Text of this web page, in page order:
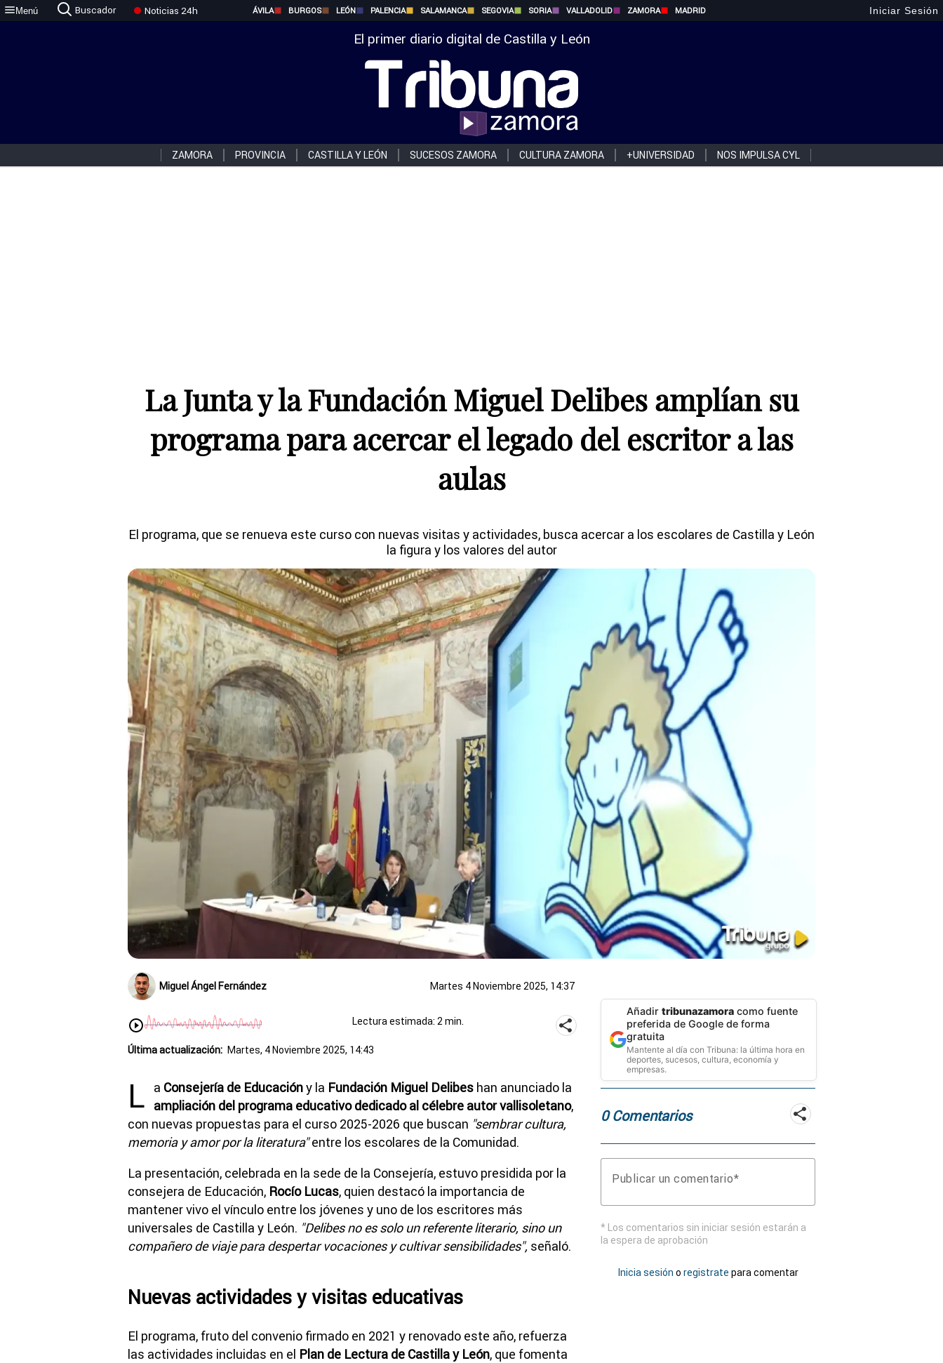
Menú Buscador Noticias 24h ÁVILA BURGOS LEÓN PALENCIA SALAMANCA SEGOVIA SORIA VALLADOLID ZAMORA MADRID Iniciar Sesión
El primer diario digital de Castilla y León
ZAMORA PROVINCIA CASTILLA Y LEÓN SUCESOS ZAMORA CULTURA ZAMORA +UNIVERSIDAD NOS IMPULSA CYL
La Junta y la Fundación Miguel Delibes amplían su
programa para acercar el legado del escritor a las
aulas
El programa, que se renueva este curso con nuevas visitas y actividades, busca acercar a los escolares de Castilla y León
la figura y los valores del autor
Miguel Ángel Fernández Martes 4 Noviembre 2025, 14:37
Lectura estimada: 2 min.
Última actualización: Martes, 4 Noviembre 2025, 14:43
L a Consejería de Educacióny la Fundación Miguel Delibes han anunciado la
ampliación del programa educativo dedicado al célebre autor vallisoletano,
con nuevas propuestas para el curso 2025-2026 que buscan "sembrar cultura,
memoria y amor por la literatura"entre los escolares de la Comunidad.
La presentación, celebrada en la sede de la Consejería, estuvo presidida por la
consejera de Educación, Rocío Lucas, quien destacó la importancia de
mantener vivo el vínculo entre los jóvenes y uno de los escritores más
universales de Castilla y León. "Delibes no es solo un referente literario, sino un
compañero de viaje para despertar vocaciones y cultivar sensibilidades", señaló.
Nuevas actividades y visitas educativas
El programa, fruto del convenio firmado en 2021 y renovado este año, refuerza
las actividades incluidas en el Plan de Lectura de Castilla y León, que fomenta
Añadir tribunazamora como fuente
preferida de Google de forma
gratuita
Mantente al día con Tribuna: la última hora en
deportes, sucesos, cultura, economía y
empresas.
0 Comentarios
Publicar un comentario
* Los comentarios sin iniciar sesión estarán a
la espera de aprobación
Inicia sesión o registrate para comentar